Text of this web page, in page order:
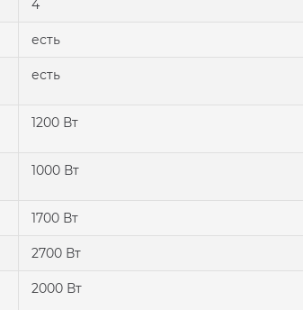
4
есть
есть
1200 Вт
1000 Вт
1700 Вт
2700 Вт
2000 Вт